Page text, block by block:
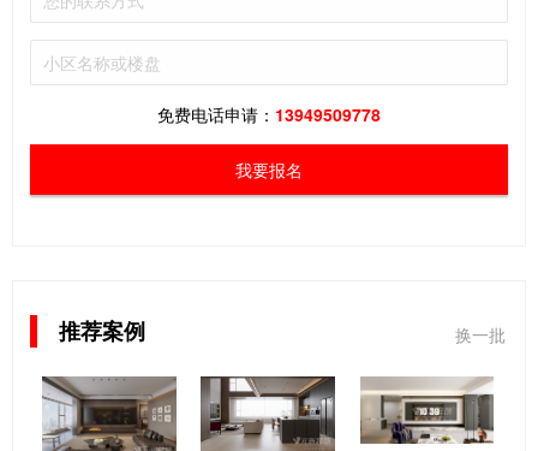
免费电话申请： 13949509778
我要报名
推荐案例 换一批